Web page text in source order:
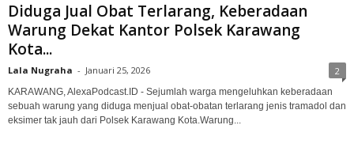
Diduga Jual Obat Terlarang, Keberadaan
Warung Dekat Kantor Polsek Karawang
Kota...
Lala Nugraha - Januari 25, 2026 2
KARAWANG, AlexaPodcast.ID - Sejumlah warga mengeluhkan keberadaan
sebuah warung yang diduga menjual obat-obatan terlarang jenis tramadol dan
eksimer tak jauh dari Polsek Karawang Kota.‎‎Warung...